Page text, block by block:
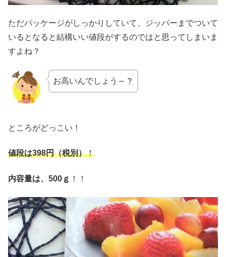
ただパッケージがしっかりしていて、ジッパーまでついて
いるとなると結構いい値段がするのではと思ってしまいま
すよね？
お高いんでしょう～？
ところがどっこい！
値段は398円（税別）！
内容量は、 500 ｇ ！！